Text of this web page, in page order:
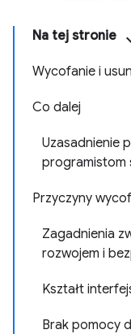
Na tej stronie
Wycofanie i
Co dalej
Uzasadnienie
programistom
Przyczyny
Zagadnienia
rozwojem i
Kształt
Brak pomocy